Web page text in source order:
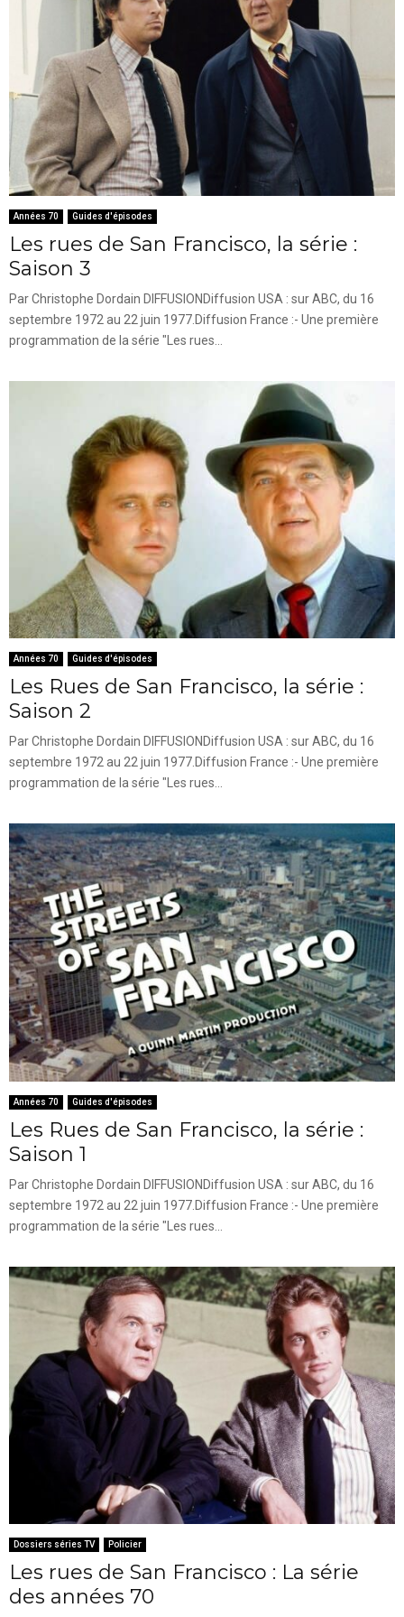
Années 70 Guides d'épisodes
Les rues de San Francisco, la série :
Saison 3
Par Christophe Dordain DIFFUSIONDiffusion USA : sur ABC, du 16
septembre 1972 au 22 juin 1977.Diffusion France :- Une première
programmation de la série "Les rues...
Années 70 Guides d'épisodes
Les Rues de San Francisco, la série :
Saison 2
Par Christophe Dordain DIFFUSIONDiffusion USA : sur ABC, du 16
septembre 1972 au 22 juin 1977.Diffusion France :- Une première
programmation de la série "Les rues...
Années 70 Guides d'épisodes
Les Rues de San Francisco, la série :
Saison 1
Par Christophe Dordain DIFFUSIONDiffusion USA : sur ABC, du 16
septembre 1972 au 22 juin 1977.Diffusion France :- Une première
programmation de la série "Les rues...
Dossiers séries TV Policier
Les rues de San Francisco : La série
des années 70